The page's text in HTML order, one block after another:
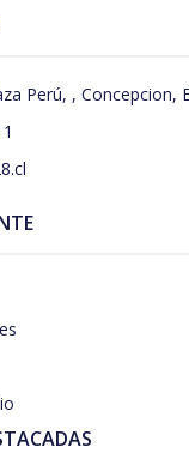
Perú, , Concepcion,